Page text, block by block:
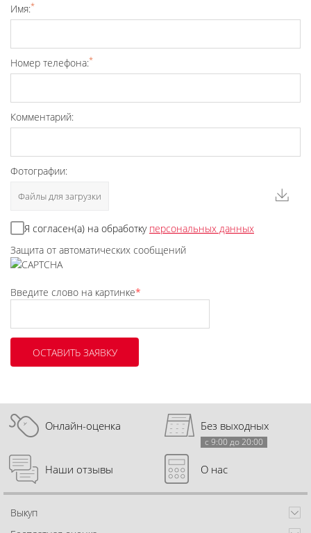
Имя:*
Номер телефона:*
Комментарий:
Фотографии:
Файлы для загрузки
Я согласен(а) на обработку персональных данных
Защита от автоматических сообщений
Введите слово на картинке*
Онлайн-оценка Без выходных
с 9:00 до 20:00
Наши отзывы О нас
Выкуп